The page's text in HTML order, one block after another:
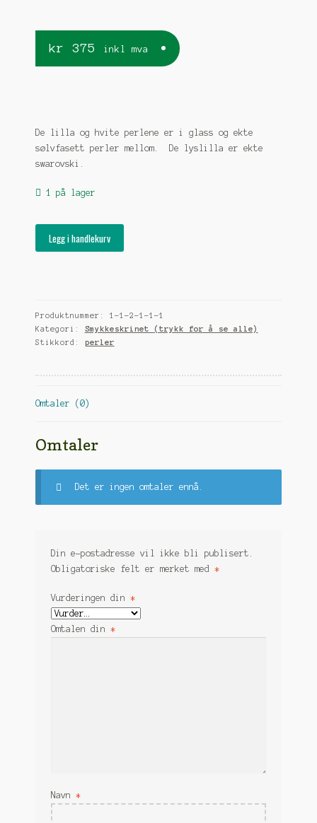
kr 375 inkl mva
De lilla og hvite perlene er i glass og ekte
sølvfasett perler mellom. De lyslilla er ekte
swarovski.
1 på lager
Legg i handlekurv
Produktnummer:1-1-2-1-1-1
Kategori: Smykkeskrinet (trykk for å se alle)
Stikkord: perler
Omtaler (0)
Omtaler
Det er ingen omtaler ennå.
Din e-postadresse vil ikke bli publisert.
Obligatoriske felt er merket med *
Vurderingen din *
Omtalen din *
Navn *